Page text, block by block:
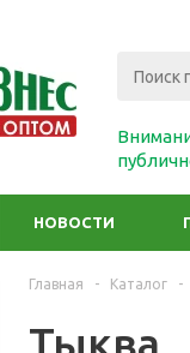
НОВОСТИ
Главная - Каталог -
Тыква